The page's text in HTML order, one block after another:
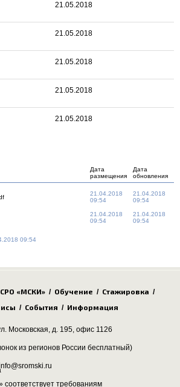
21.05.2018
21.05.2018
21.05.2018
21.05.2018
21.05.2018
Дата
размещения
Дата
обновления
21.04.2018
09:54
21.04.2018
09:54
21.04.2018
09:54
21.04.2018
09:54
09:54
«МСКИ» / Обучение / Стажировка /
/ События / Информация
Московская, д. 195, офис 1126
из регионов России бесплатный)
требованиям